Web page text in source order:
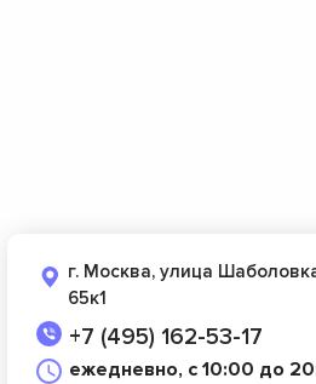
г. Москва, улица
65к1
+7 (495) 162-53-17
ежедневно, с 10:00 до